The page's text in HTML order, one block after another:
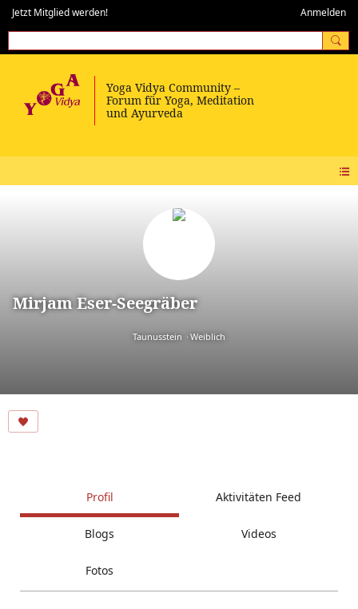
Jetzt Mitglied werden! Anmelden
Mirjam Eser-Seegräber
Taunusstein Weiblich
Profil Aktivitäten Feed
Blogs Videos
Fotos